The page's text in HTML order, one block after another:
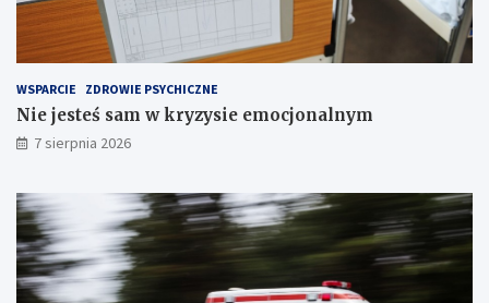
!T
r
c
h
S
w
ó
w
!
WSPARCIE ZDROWIE PSYCHICZNE
Nie jesteś sam w kryzysie emocjonalnym
7 sierpnia 2026